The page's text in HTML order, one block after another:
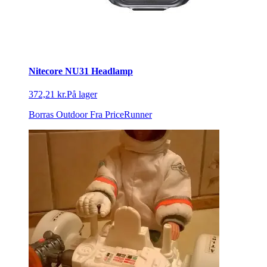
Nitecore NU31 Headlamp
372,21 kr.På lager
Borras Outdoor Fra PriceRunner